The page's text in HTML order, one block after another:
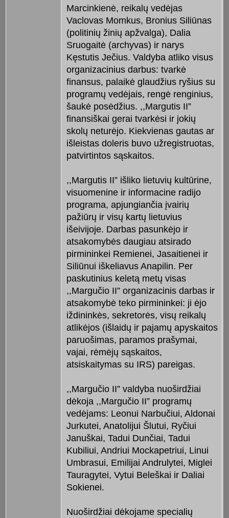
Marcinkienė, reikalų vedėjas
Vaclovas Momkus, Bronius Siliūnas
(politinių žinių apžvalga), Dalia
Sruogaitė (archyvas) ir narys
Kęstutis Ječius. Valdyba atliko visus
organizacinius darbus: tvarkė
finansus, palaikė glaudžius ryšius su
programų vedėjais, rengė renginius,
šaukė posėdžius. ,,Margutis II”
finansiškai gerai tvarkėsi ir jokių
skolų neturėjo. Kiekvienas gautas ar
išleistas doleris buvo užregistruotas,
patvirtintos sąskaitos.
,,Margutis II” išliko lietuvių kultūrine,
visuomenine ir informacine radijo
programa, apjungiančia įvairių
pažiūrų ir visų kartų lietuvius
išeivijoje. Darbas pasunkėjo ir
atsakomybės daugiau atsirado
pirmininkei Remienei, Jasaitienei ir
Siliūnui iškeliavus Anapilin. Per
paskutinius keletą metų visas
,,Margučio II” organizacinis darbas ir
atsakomybė teko pirmininkei: ji ėjo
iždininkės, sekretorės, visų reikalų
atlikėjos (išlaidų ir pajamų apyskaitos
paruošimas, paramos prašymai,
vajai, rėmėjų sąskaitos,
atsiskaitymas su IRS) pareigas.
,,Margučio II” valdyba nuoširdžiai
dėkoja ,,Margučio II” programų
vedėjams: Leonui Narbučiui, Aldonai
Jurkutei, Anatolijui Šlutui, Ryčiui
Januškai, Tadui Dunčiai, Tadui
Kubiliui, Andriui Mockapetriui, Linui
Umbrasui, Emilijai Andrulytei, Miglei
Tauragytei, Vytui Beleškai ir Daliai
Sokienei.
Nuoširdžiai dėkojame specialių